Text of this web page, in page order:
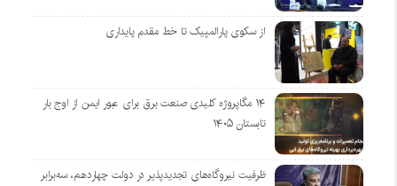
از سکوی پارالمپیک تا خط مقدم پایداری
۱۴ مگاپروژه‌ کلیدی صنعت برق برای عبور ایمن از اوج بار
تابستان ۱۴۰۵
ظرفیت نیروگاه‌های تجدیدپذیر در دولت چهاردهم، سه‌برابر